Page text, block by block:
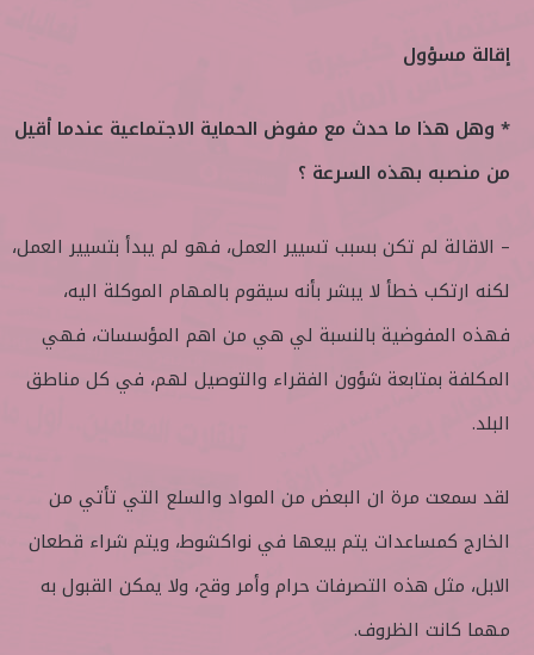
إقالة مسؤول
* وهل هذا ما حدث مع مفوض الحماية الاجتماعية عندما أقيل
من منصبه بهذه السرعة ؟
– الاقالة لم تكن بسبب تسيير العمل، فهو لم يبدأ بتسيير العمل،
لكنه ارتكب خطأ لا يبشر بأنه سيقوم بالمهام الموكلة اليه،
فهذه المفوضية بالنسبة لي هي من اهم المؤسسات، فهي
المكلفة بمتابعة شؤون الفقراء والتوصيل لهم، في كل مناطق
البلد.
لقد سمعت مرة ان البعض من المواد والسلع التي تأتي من
الخارج كمساعدات يتم بيعها في نواكشوط، ويتم شراء قطعان
الابل، مثل هذه التصرفات حرام وأمر وقح، ولا يمكن القبول به
مهما كانت الظروف.